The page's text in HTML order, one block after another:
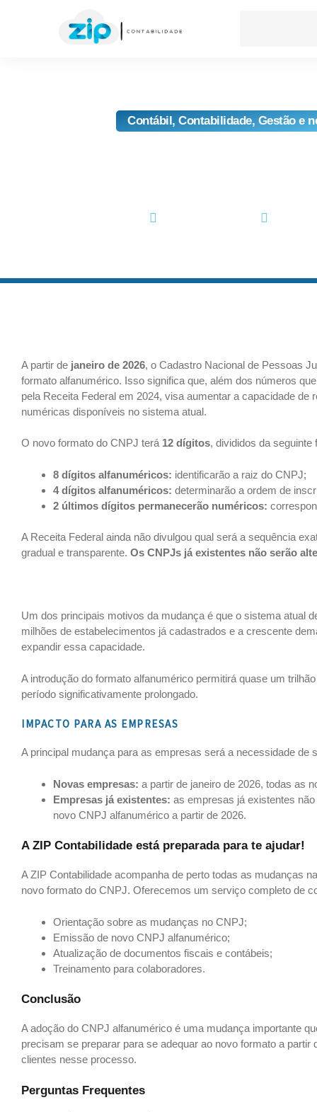
Contábil, Contabilidade, Gestão e
A partir de janeiro de 2026, o Cadastro Nacional de Pessoas
formato alfanumérico. Isso significa que, além dos números
pela Receita Federal em 2024, visa aumentar a capacidade
numéricas disponíveis no sistema atual.
O novo formato do CNPJ terá 12 dígitos, divididos da seguinte
8 dígitos alfanuméricos: identificarão a raiz do CNPJ;
4 dígitos alfanuméricos: determinarão a ordem de
2 últimos dígitos permanecerão numéricos:
A Receita Federal ainda não divulgou qual será a sequência
gradual e transparente. Os CNPJs já existentes não serão
Um dos principais motivos da mudança é que o sistema atual
milhões de estabelecimentos já cadastrados e a crescente
expandir essa capacidade.
A introdução do formato alfanumérico permitirá quase um
período significativamente prolongado.
IMPACTO PARA AS EMPRESAS
A principal mudança para as empresas será a necessidade
Novas empresas: a partir de janeiro de 2026, todas as
Empresas já existentes: as empresas já existentes
novo CNPJ alfanumérico a partir de 2026.
A ZIP Contabilidade está preparada para te ajudar!
A ZIP Contabilidade acompanha de perto todas as mudanças
novo formato do CNPJ. Oferecemos um serviço completo de
Orientação sobre as mudanças no CNPJ;
Emissão de novo CNPJ alfanumérico;
Atualização de documentos fiscais e contábeis;
Treinamento para colaboradores.
Conclusão
A adoção do CNPJ alfanumérico é uma mudança importante
precisam se preparar para se adequar ao novo formato a
clientes nesse processo.
Perguntas Frequentes